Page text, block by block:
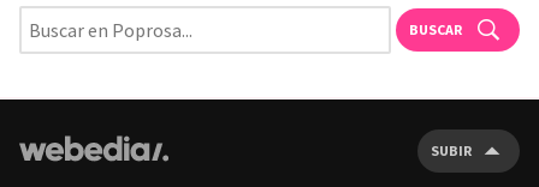
BUSCAR
SUBIR